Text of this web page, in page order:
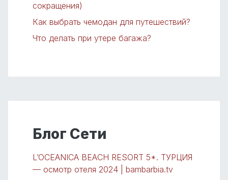
сокращения)
Как выбрать чемодан для путешествий?
Что делать при утере багажа?
Блог Сети
L’OCEANICA BEACH RESORT 5*. ТУРЦИЯ
— осмотр отеля 2024 | bambarbia.tv